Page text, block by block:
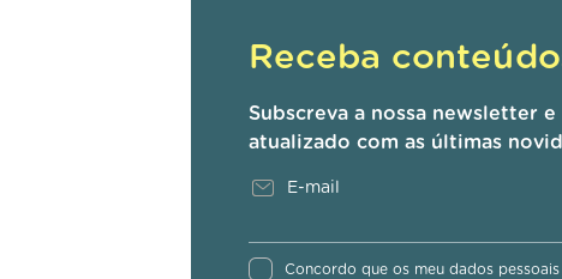
Receba
Subscreva a nossa newsletter e
atualizado com as últimas
Concordo que os meu dados